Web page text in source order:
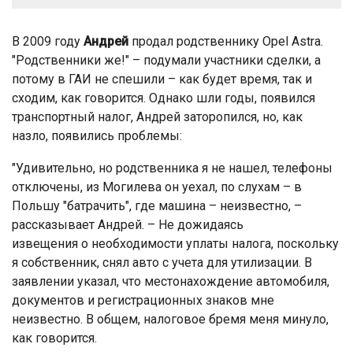
В 2009 году Андрей продал родственнику Opel Astra.
"Родственники же!" – подумали участники сделки, а
потому в ГАИ не спешили – как будет время, так и
сходим, как говорится. Однако шли годы, появился
транспортный налог, Андрей заторопился, но, как
назло, появились проблемы:
"Удивительно, но родственника я не нашел, телефоны
отключены, из Могилева он уехал, по слухам – в
Польшу "батрачить", где машина – неизвестно, –
рассказывает Андрей. – Не дожидаясь
извещения о необходимости уплаты налога, поскольку
я собственник, снял авто с учета для утилизации. В
заявлении указал, что местонахождение автомобиля,
документов и регистрационных знаков мне
неизвестно. В общем, налоговое бремя меня минуло,
как говорится.